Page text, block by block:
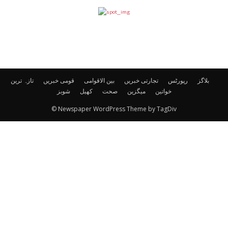
تازہ ترین قومی خبریں بین الاقوامی تجارتی خبریں رپورٹس
بلاگز
شوبز
کھیل صحت میگزین خواتین
© Newspaper WordPress Theme by TagDiv